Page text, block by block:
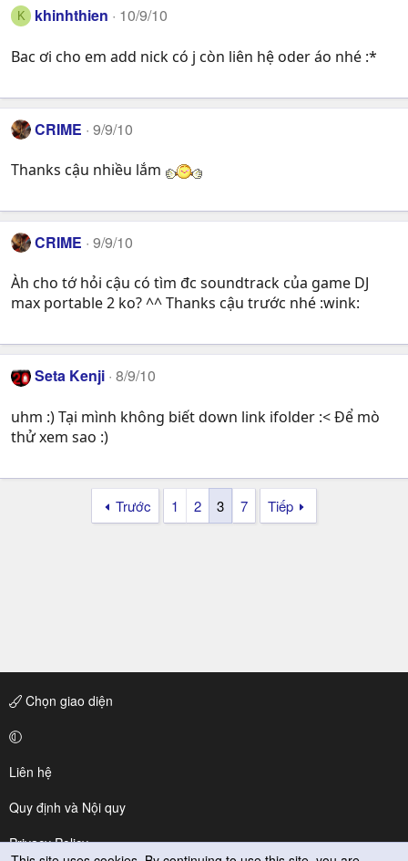
K khinhthien 10/9/10
Bac ơi cho em add nick có j còn liên hệ oder áo nhé :*
CRIME 9/9/10
Thanks cậu nhiều lắm
CRIME 9/9/10
Àh cho tớ hỏi cậu có tìm đc soundtrack của game DJ
max portable 2 ko? ^^ Thanks cậu trước nhé :wink:
Seta Kenji 8/9/10
uhm :) Tại mình không biết down link ifolder :< Để mò
thử xem sao :)
Trước 1 2 3 7 Tiếp
Chọn giao diện
Liên hệ
Quy định và Nội quy
Privacy Policy